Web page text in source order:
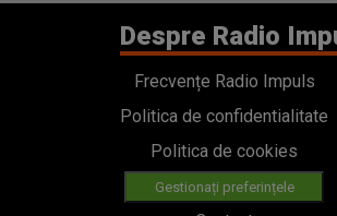
Despre Radio
Frecvențe Radio Impuls
Politica de confidentialitate
Politica de cookies
Gestionați preferințele